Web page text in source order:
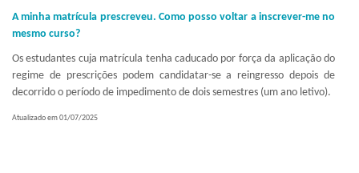
A minha matrícula prescreveu. Como posso voltar a inscrever-me no
mesmo curso?
Os estudantes cuja matrícula tenha caducado por força da aplicação do
regime de prescrições podem candidatar-se a reingresso depois de
decorrido o período de impedimento de dois semestres (um ano letivo).
Atualizado em 01/07/2025